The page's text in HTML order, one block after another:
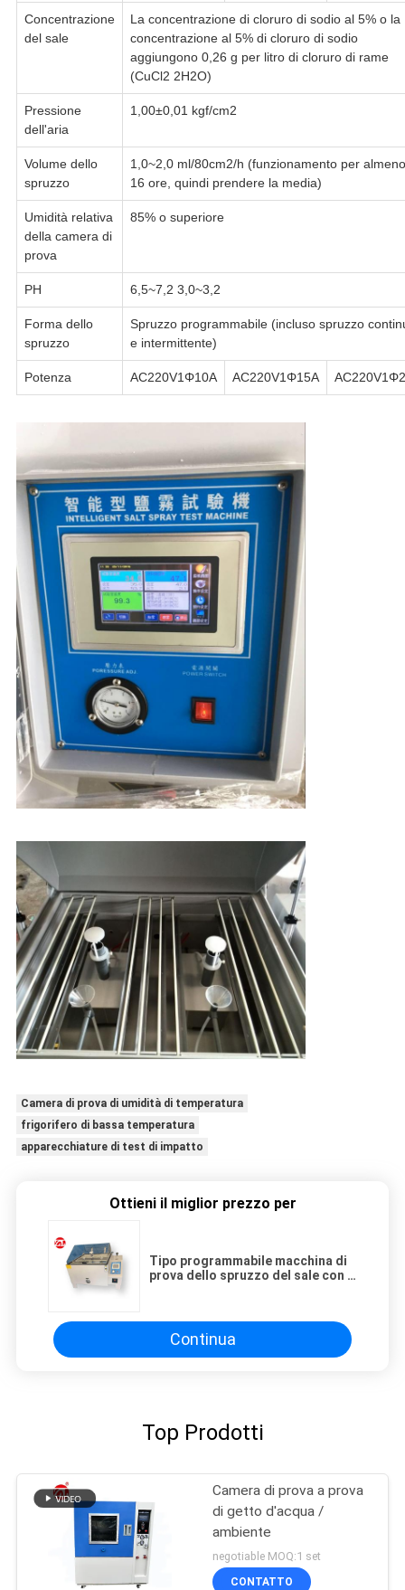
Concentrazione
del sale
La concentrazione di cloruro di sodio al 5% o la
concentrazione al 5% di cloruro di sodio
aggiungono 0,26 g per litro di cloruro di rame
(CuCl2 2H2O)
Pressione
dell'aria
1,00±0,01 kgf/cm2
Volume dello
spruzzo
1,0~2,0 ml/80cm2/h (funzionamento per almeno
16 ore, quindi prendere la media)
Umidità relativa
della camera di
prova
85% o superiore
PH 6,5~7,2 3,0~3,2
Forma dello
spruzzo
Spruzzo programmabile (incluso spruzzo
e intermittente)
Potenza AC220V1Φ10A AC220V1Φ15A
Camera di prova di umidità di temperatura
frigorifero di bassa temperatura
apparecchiature di test di impatto
Ottieni il miglior prezzo per
Tipo programmabile macchina di
prova dello spruzzo del sale con il
Continua
Top Prodotti
Camera di prova a prova
di getto d'acqua /
ambiente
negotiable MOQ:1 set
CONTATTO